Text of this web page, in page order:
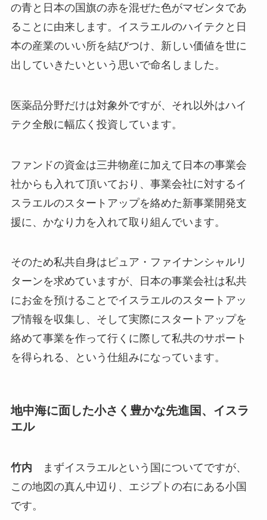
の青と日本の国旗の赤を混ぜた色がマゼンタであ
ることに由来します。イスラエルのハイテクと日
本の産業のいい所を結びつけ、新しい価値を世に
出していきたいという思いで命名しました。
医薬品分野だけは対象外ですが、それ以外はハイ
テク全般に幅広く投資しています。
ファンドの資金は三井物産に加えて日本の事業会
社からも入れて頂いており、事業会社に対するイ
スラエルのスタートアップを絡めた新事業開発支
援に、かなり力を入れて取り組んでいます。
そのため私共自身はピュア・ファイナンシャルリ
ターンを求めていますが、日本の事業会社は私共
にお金を預けることでイスラエルのスタートアッ
プ情報を収集し、そして実際にスタートアップを
絡めて事業を作って行くに際して私共のサポート
を得られる、という仕組みになっています。
地中海に面した小さく豊かな先進国、イスラ
エル
竹内 まずイスラエルという国についてですが、
この地図の真ん中辺り、エジプトの右にある小国
です。